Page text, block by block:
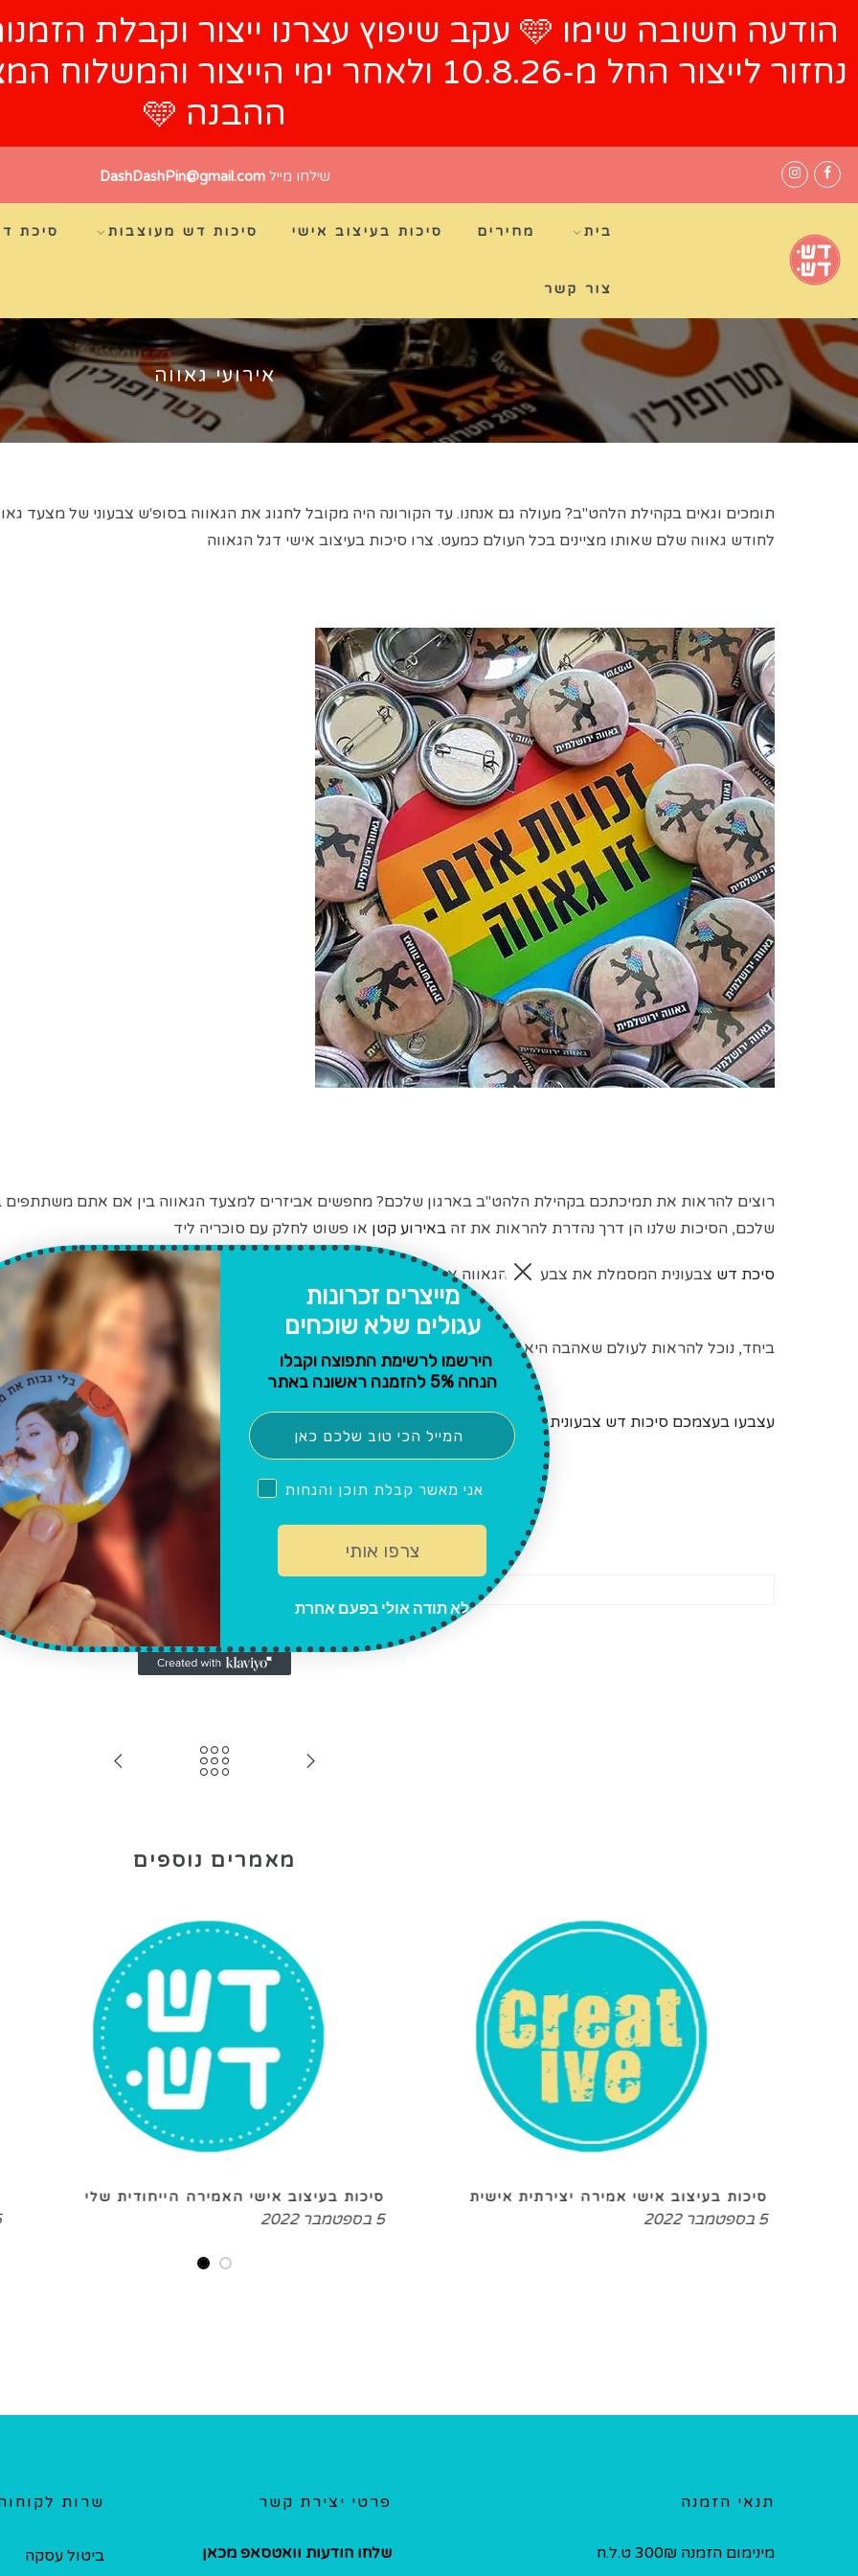
הודעה חשובה שימו 🩵 עקב שיפוץ עצרנו ייצור
נחזור לייצור החל מ-10.8.26 ולאחר ימי
ההבנה 🩵
שילחו מיילDashDashPin@gmail.com
בית מחירים סיכות בעיצוב אישי סיכות דש מעוצבות סיכת
צור קשר
אירועי גאווה
תומכים וגאים בקהילת הלהט"ב? מעולה גם אנחנו. עד הקורונה היה מקובל לחגוג את הגאווה בסופ'ש צבעוני של מצעד
לחודש גאווה שלם שאותו מציינים בכל העולם כמעט. צרו סיכות בעיצוב אישי דגל הגאווה
רוצים להראות את תמיכתכם בקהילת הלהט"ב בארגון שלכם? מחפשים אביזרים למצעד הגאווה בין אם אתם משתתפים
שלכם, הסיכות שלנו הן דרך נהדרת להראות את זה באירוע קטן או פשוט לחלק עם סוכריה ליד
סיכת דש צבעונית המסמלת את צבעוניות הגאווה או משפטים מחזקים
ביחד, נוכל להראות לעולם שאהבה היא אהבה!
עצבעו בעצמכם סיכות דש צבעוניתלפי הבסיס הצבעוני של והוסיפו את המסר שלכם
מאמרים נוספים
סיכות בעיצוב אישי אמירה יצירתית אישית
5 בספטמבר 2022
סיכות בעיצוב אישי האמירה הייחודית שלי
5 בספטמבר 2022 5 בספטמבר 2022
תנאי הזמנה
מינימום הזמנה 300₪ ט.ל.ח
פרטי יצירת קשר
שלחו הודעות וואטסאפ מכאן
שרות
ביטול עסקה
מייצרים זכרונות
עגולים שלא שוכחים
הירשמו לרשימת התפוצה וקבלו
הנחה 5% להזמנה ראשונה באתר
אני מאשר קבלת תוכן והנחות
צרפו אותי
לא תודה אולי בפעם אחרת